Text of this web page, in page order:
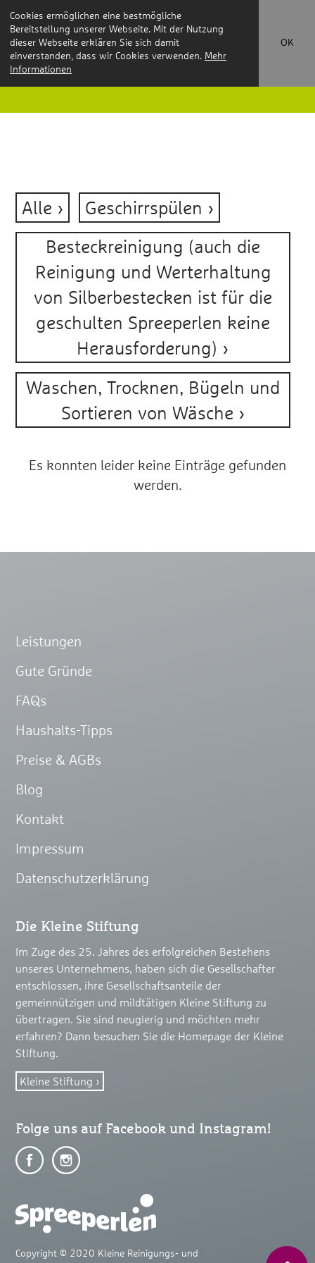
Cookies ermöglichen eine bestmögliche
Bereitstellung unserer Webseite. Mit der Nutzung
dieser Webseite erklären Sie sich damit
einverstanden, dass wir Cookies verwenden. Mehr
Informationen
OK
Alle Geschirrspülen
Besteckreinigung (auch die
Reinigung und Werterhaltung
von Silberbestecken ist für die
geschulten Spreeperlen keine
Herausforderung)
Waschen, Trocknen, Bügeln und
Sortieren von Wäsche
Es konnten leider keine Einträge gefunden
werden.
Leistungen
Gute Gründe
FAQs
Haushalts-Tipps
Preise & AGBs
Blog
Kontakt
Impressum
Datenschutzerklärung
Die Kleine Stiftung
Im Zuge des 25. Jahres des erfolgreichen Bestehens
unseres Unternehmens, haben sich die Gesellschafter
entschlossen, ihre Gesellschaftsanteile der
gemeinnützigen und mildtätigen Kleine Stiftung zu
übertragen. Sie sind neugierig und möchten mehr
erfahren? Dann besuchen Sie die Homepage der Kleine
Stiftung.
Kleine Stiftung
Folge uns auf Facebook und Instagram!
Auf
Facebook
Copyright © 2020 Kleine Reinigungs- und